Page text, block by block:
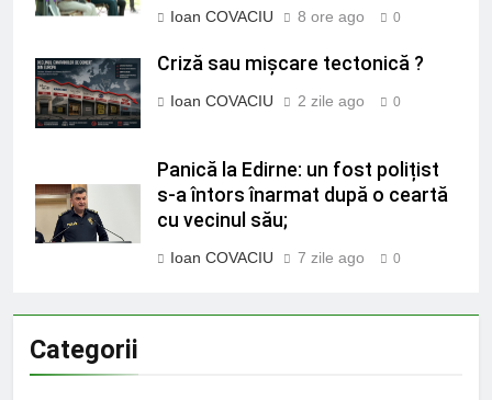
Ioan COVACIU 8 ore ago 0
Criză sau mișcare tectonică ?
Ioan COVACIU 2 zile ago 0
Panică la Edirne: un fost polițist
s-a întors înarmat după o ceartă
cu vecinul său;
Ioan COVACIU 7 zile ago 0
Categorii